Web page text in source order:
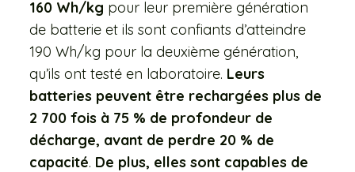
160 Wh/kg pour leur première génération
de batterie et ils sont confiants d’atteindre
190 Wh/kg pour la deuxième génération,
qu’ils ont testé en laboratoire. Leurs
batteries peuvent être rechargées plus de
2 700 fois à 75 % de profondeur de
décharge, avant de perdre 20 % de
capacité. De plus, elles sont capables de